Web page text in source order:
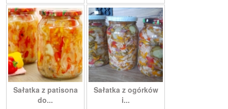
Sałatka z patisona
do...
Sałatka z ogórków
i...